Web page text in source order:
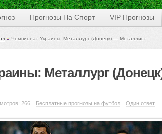
Прогнозы На Спорт VIP Прогнозы
Чемпионат Украины: Металлург (Донецк) — Металлист
Металлург
266 | Бесплатные прогнозы на футбол | Один ответ